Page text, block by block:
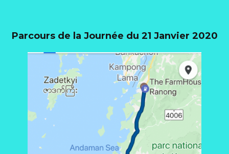
Parcours de la Journée du 21 Janvier 2020